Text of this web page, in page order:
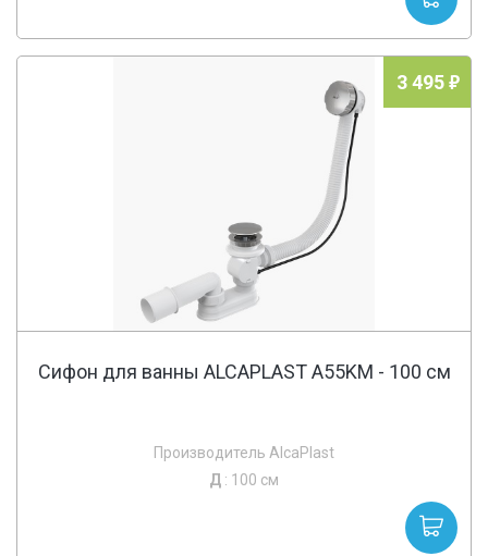
3 495
Сифон для ванны ALCAPLAST A55KM - 100 cм
Производитель AlcaPlast
Д : 100 см